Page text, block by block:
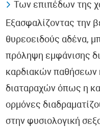
Των επιπέδων της
Εξασφαλίζοντας την
θυρεοειδούς αδένα,
πρόληψη εμφάνισης
καρδιακών παθήσεων
διαταραχών όπως η
ορμόνες
στην φυσιολογική